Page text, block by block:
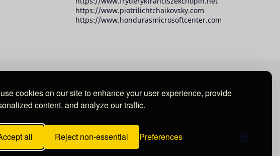
cookies on our site to enhance your user experience, provide
content, and analyze our traffic.
all Reject non-essential Preferences
https://www.piotrilichtchaikovsky.com
https://www.hondurasmicrosoftcenter.com